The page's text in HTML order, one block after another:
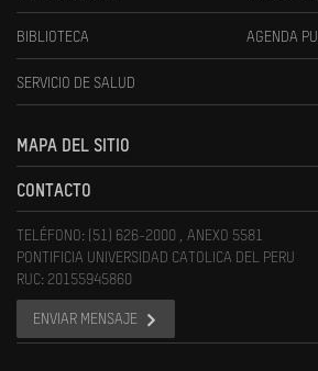
BIBLIOTECA AGENDA
SERVICIO DE SALUD
MAPA DEL SITIO
CONTACTO
TELÉFONO: (51) 626-2000 , ANEXO 5581
PONTIFICIA UNIVERSIDAD CATOLICA DEL PERU
RUC: 20155945860
ENVIAR MENSAJE